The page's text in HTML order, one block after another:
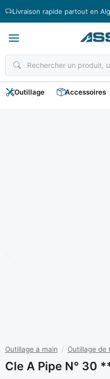
Livraison rapide partout en
Outillage Accessoires
Outillage a main / Outillage de
Cle A Pipe N° 30